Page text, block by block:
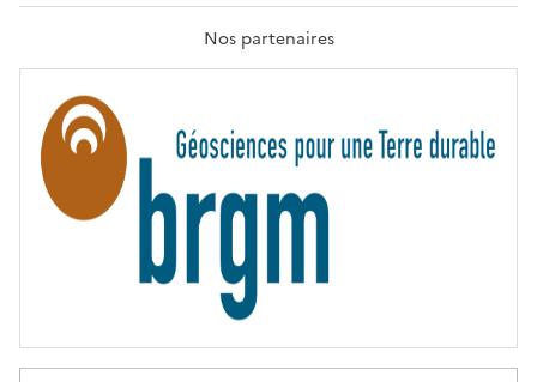
A
T
R
T
É
Nos partenaires